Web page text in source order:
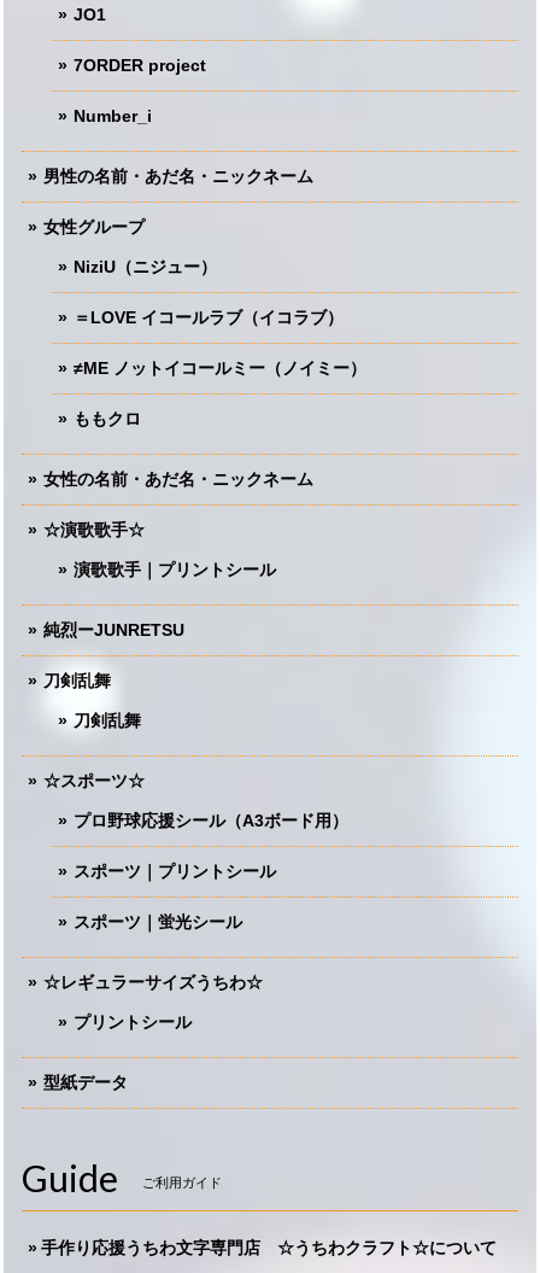
JO1
7ORDER project
Number_i
男性の名前・あだ名・ニックネーム
女性グループ
NiziU（ニジュー）
＝LOVE イコールラブ（イコラブ）
≠ME ノットイコールミー（ノイミー）
ももクロ
女性の名前・あだ名・ニックネーム
☆演歌歌手☆
演歌歌手｜プリントシール
純烈ーJUNRETSU
刀剣乱舞
刀剣乱舞
☆スポーツ☆
プロ野球応援シール（A3ボード用）
スポーツ｜プリントシール
スポーツ｜蛍光シール
☆レギュラーサイズうちわ☆
プリントシール
型紙データ
Guide ご利用ガイド
手作り応援うちわ文字専門店 ☆うちわクラフト☆について